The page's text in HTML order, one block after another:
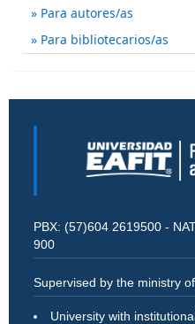
Para autores/as
Para bibliotecarios/as
PBX: (57)604 2619500 -
900
Supervised by the ministry
University with